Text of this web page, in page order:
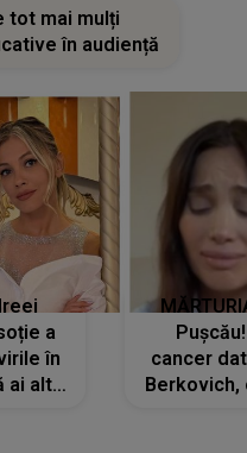
tot mai mulți
în audiență
a
în
ai altă
cancer